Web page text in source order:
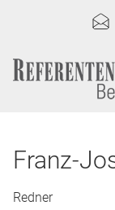
Franz-
Redner